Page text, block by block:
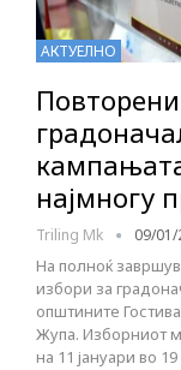
АКТУЕЛНО
најмногу
Triling Mk 09/
На полноќ
избори за
општините
Жупа. Изборниот
на 11 јануари во